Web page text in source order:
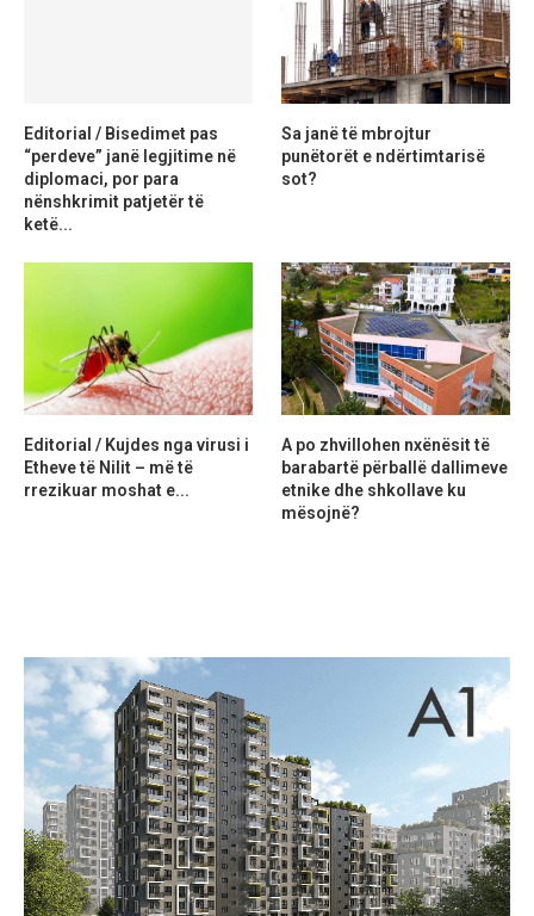
Editorial / Bisedimet pas
“perdeve” janë legjitime në
diplomaci, por para
nënshkrimit patjetër të
ketë...
Sa janë të mbrojtur
punëtorët e ndërtimtarisë
sot?
Editorial / Kujdes nga virusi i
Etheve të Nilit – më të
rrezikuar moshat e...
A po zhvillohen nxënësit të
barabartë përballë dallimeve
etnike dhe shkollave ku
mësojnë?